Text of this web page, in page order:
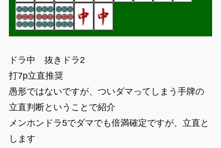
ドラ中 抜きドラ2
打7p立直推奨
愚形ではないですが、ついダマってしまう手牌の
立直判断ということで紹介
メンホンドラ5でダマでも倍満確定ですが、立直と
します